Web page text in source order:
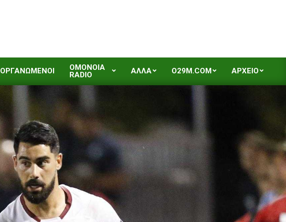
ΟΡΓΑΝΩΜΕΝΟΙ
OMONOIA
RADIO
ΑΛΛΑ O29M.COM ΑΡΧΕΙΟ